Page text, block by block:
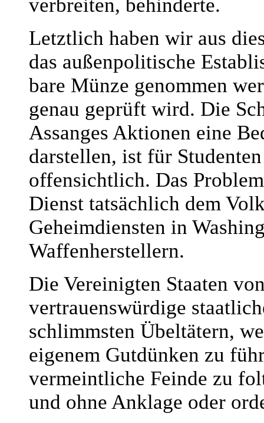
verbreiten, behinderte.
Letztlich haben wir aus
das außenpolitische
bare Münze genommen
genau geprüft wird. Die
Assanges Aktionen eine
darstellen, ist für
offensichtlich. Das
Dienst tatsächlich dem
Geheimdiensten in
Waffenherstellern.
Die Vereinigten Staaten
vertrauenswürdige
schlimmsten Übeltätern,
eigenem Gutdünken zu
vermeintliche Feinde zu
und ohne Anklage oder